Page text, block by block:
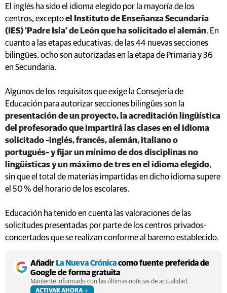
El inglés ha sido el idioma elegido por la mayoría de los
centros, exceptoel Instituto de Enseñanza Secundaria
(IES) ‘Padre Isla’ de León que ha solicitado el alemán. En
cuanto a las etapas educativas, de las 44 nuevas secciones
bilingües, ocho son autorizadas en la etapa de Primaria y 36
en Secundaria.
Algunos de los requisitos que exige la Consejería de
Educación para autorizar secciones bilingües son la
presentación de un proyecto, la acreditación lingüística
del profesorado que impartirá las clases en el idioma
solicitado –inglés, francés, alemán, italiano o
portugués– y fijar un mínimo de dos disciplinas no
lingüísticas y un máximo de tres en el idioma elegido,
sin que el total de materias impartidas en dicho idioma supere
el 50 % del horario de los escolares.
Educación ha tenido en cuenta las valoraciones de las
solicitudes presentadas por parte de los centros privados-
concertados que se realizan conforme al baremo establecido.
AñadirLa Nueva Crónicacomo fuente preferida de
Google de forma gratuita
Mantente informado con las últimas noticias de actualidad.
ACTIVAR AHORA